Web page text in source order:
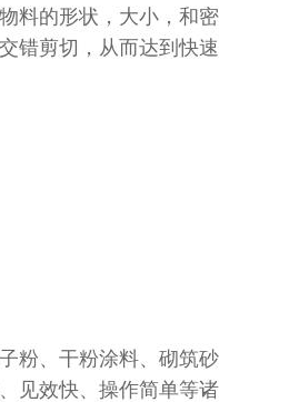
料的形状，大小，和密
错剪切，从而达到快速
粉、干粉涂料、砌筑砂
见效快、操作简单等诸